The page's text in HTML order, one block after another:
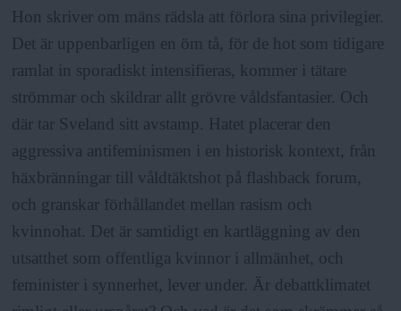
Hon skriver om mäns rädsla att förlora sina privilegier.
Det är uppenbarligen en öm tå, för de hot som tidigare
ramlat in sporadiskt intensifieras, kommer i tätare
strömmar och skildrar allt grövre våldsfantasier. Och
där tar Sveland sitt avstamp. Hatet placerar den
aggressiva antifeminismen i en historisk kontext, från
häxbränningar till våldtäktshot på flashback forum,
och granskar förhållandet mellan rasism och
kvinnohat. Det är samtidigt en kartläggning av den
utsatthet som offentliga kvinnor i allmänhet, och
feminister i synnerhet, lever under. Är debattklimatet